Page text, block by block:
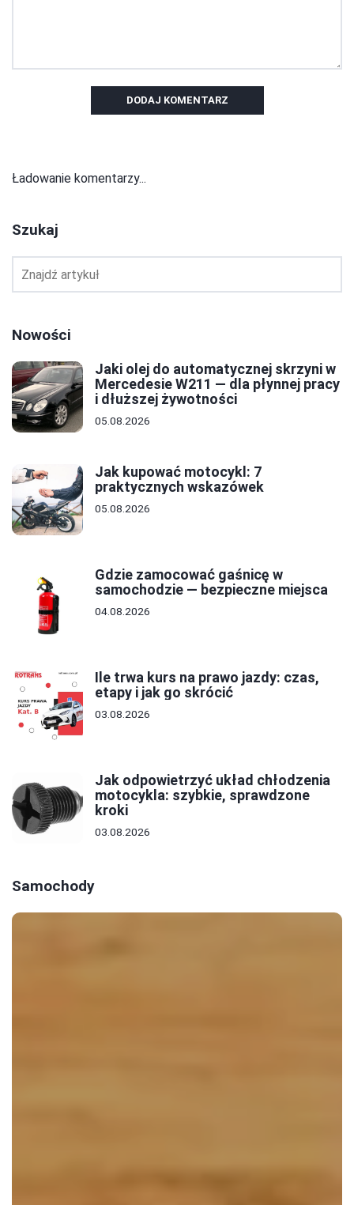
DODAJ KOMENTARZ
Ładowanie komentarzy...
Szukaj
Nowości
Jaki olej do automatycznej skrzyni w
Mercedesie W211 — dla płynnej pracy
i dłuższej żywotności
05.08.2026
Jak kupować motocykl: 7
praktycznych wskazówek
05.08.2026
Gdzie zamocować gaśnicę w
samochodzie — bezpieczne miejsca
04.08.2026
Ile trwa kurs na prawo jazdy: czas,
etapy i jak go skrócić
03.08.2026
Jak odpowietrzyć układ chłodzenia
motocykla: szybkie, sprawdzone
kroki
03.08.2026
Samochody